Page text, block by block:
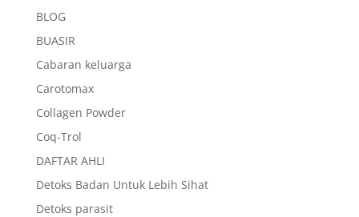
BLOG
BUASIR
Cabaran keluarga
Carotomax
Collagen Powder
Coq-Trol
DAFTAR AHLI
Detoks Badan Untuk Lebih Sihat
Detoks parasit